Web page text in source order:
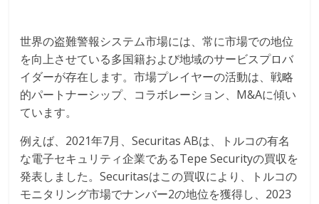
世界の盗難警報システム市場には、常に市場での地位
を向上させている多国籍および地域のサービスプロバ
イダーが存在します。市場プレイヤーの活動は、戦略
的パートナーシップ、コラボレーション、M&Aに傾い
ています。
例えば、2021年7月、Securitas ABは、トルコの有名
な電子セキュリティ企業であるTepe Securityの買収を
発表しました。Securitasはこの買収により、トルコの
モニタリング市場でナンバー2の地位を獲得し、2023